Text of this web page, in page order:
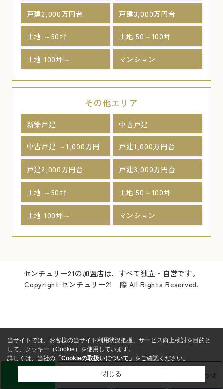
戸建2,000万円台 戸建3,000万円台
土地 ～50坪 土地 50～100坪
土地 100坪～ マンション
その他エリア
新築戸建 中古戸建
中古戸建 ～1,000万円 戸建1,000万円台
戸建2,000万円台 戸建3,000万円台
土地 ～50坪 土地 50～100坪
土地 100坪～ マンション
センチュリー21の加盟店は、すべて独立・自営です。
Copyright センチュリー21 際 All Rights Reserved.
お問い合わせ
当サイトでは、お客様の当サイト利用状況把握、サービス向上検討を目的と
して、クッキー（Cookie）を使用しています。
詳しくは、当社の 「Cookieの取扱いについて」 をご確認ください。
閉じる